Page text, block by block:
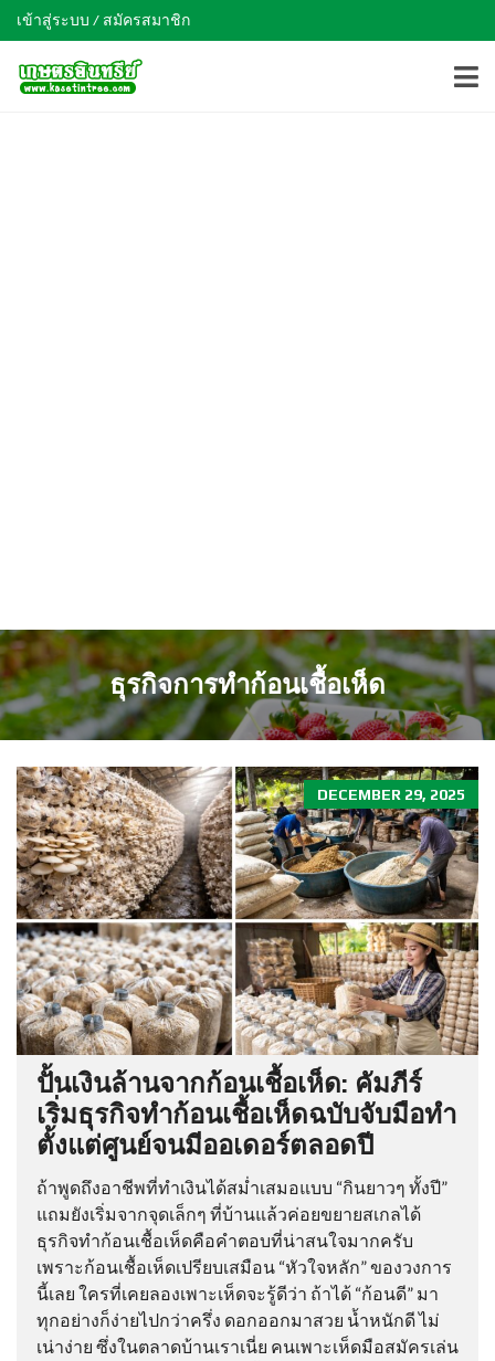
เข้าสู่ระบบ / สมัครสมาชิก
ธุรกิจการทำก้อนเชื้อเห็ด
DECEMBER 29, 2025
ปั้นเงินล้านจากก้อนเชื้อเห็ด: คัมภีร์
เริ่มธุรกิจทำก้อนเชื้อเห็ดฉบับจับมือทำ
ตั้งแต่ศูนย์จนมีออเดอร์ตลอดปี
ถ้าพูดถึงอาชีพที่ทำเงินได้สม่ำเสมอแบบ “กินยาวๆ ทั้งปี”
แถมยังเริ่มจากจุดเล็กๆ ที่บ้านแล้วค่อยขยายสเกลได้
ธุรกิจทำก้อนเชื้อเห็ดคือคำตอบที่น่าสนใจมากครับ
เพราะก้อนเชื้อเห็ดเปรียบเสมือน “หัวใจหลัก” ของวงการ
นี้เลย ใครที่เคยลองเพาะเห็ดจะรู้ดีว่า ถ้าได้ “ก้อนดี” มา
ทุกอย่างก็ง่ายไปกว่าครึ่ง ดอกออกมาสวย น้ำหนักดี ไม่
เน่าง่าย ซึ่งในตลาดบ้านเราเนี่ย คนเพาะเห็ดมือสมัครเล่น